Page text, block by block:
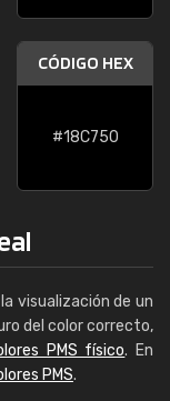
CÓDIGO HEX
#18C750
visualización de un
del color correcto,
PMS físico. En
PMS.